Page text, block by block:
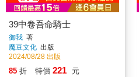
39中卷吾命騎士
御我 著
魔豆文化 出版
2024/08/28 出版
85 折 特價 221 元